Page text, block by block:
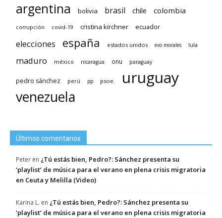
argentina bolivia brasil chile colombia
corrupción covid-19 cristina kirchner ecuador
elecciones españa estados unidos evo morales lula
maduro méxico nicaragua onu paraguay
pedro sánchez perú pp psoe. uruguay
venezuela
Últimos comentarios
Peter en ¿Tú estás bien, Pedro?: Sánchez presenta su
‘playlist’ de música para el verano en plena crisis migratoria
en Ceuta y Melilla (Video)
Karina L. en ¿Tú estás bien, Pedro?: Sánchez presenta su
‘playlist’ de música para el verano en plena crisis migratoria